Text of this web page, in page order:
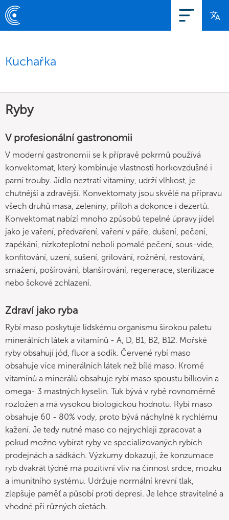
Kuchařka
Ryby
V profesionální gastronomii
V moderní gastronomii se k přípravě pokrmů používá
konvektomat, který kombinuje vlastnosti horkovzdušné i
parní trouby. Jídlo neztratí vitamíny, udrží vlhkost, je
chutnější a zdravější. Konvektomaty jsou skvělé na přípravu
všech druhů masa, zeleniny, příloh a dokonce i dezertů.
Konvektomat nabízí mnoho způsobů tepelné úpravy jídel
jako je vaření, předvaření, vaření v páře, dušení, pečení,
zapékání, nízkoteplotní neboli pomalé pečení, sous-vide,
konfitování, uzení, sušení, grilování, rožnění, restování,
smažení, pošírování, blanšírování, regenerace, sterilizace
nebo šokové zchlazení.
Zdraví jako ryba
Rybí maso poskytuje lidskému organismu širokou paletu
minerálních látek a vitamínů - A, D, B1, B2, B12. Mořské
ryby obsahují jód, fluor a sodík. Červené rybí maso
obsahuje více minerálních látek než bílé maso. Kromě
vitamínů a minerálů obsahuje rybí maso spoustu bílkovin a
omega- 3 mastných kyselin. Tuk bývá v rybě rovnoměrně
rozložen a má vysokou biologickou hodnotu. Rybí maso
obsahuje 60 - 80% vody, proto bývá náchylné k rychlému
kažení. Je tedy nutné maso co nejrychleji zpracovat a
pokud možno vybírat ryby ve specializovaných rybích
prodejnách a sádkách. Výzkumy dokazují, že konzumace
ryb dvakrát týdně má pozitivní vliv na činnost srdce, mozku
a imunitního systému. Udržuje normální krevní tlak,
zlepšuje paměť a působí proti depresi. Je lehce stravitelné a
vhodné při různých dietách.